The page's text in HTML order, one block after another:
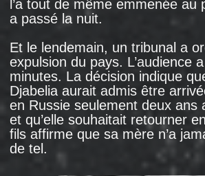
Sous le prétexte d’une lutte contre
l’immigration clandestine et l'évasion fiscale,
à faire des descentes
Réfugiés dans l’auberge sur Yasnym Way
à Moscou. Photo : Alexander Fedorov, 2017.